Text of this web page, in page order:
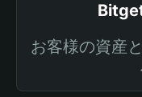
お客様の資産